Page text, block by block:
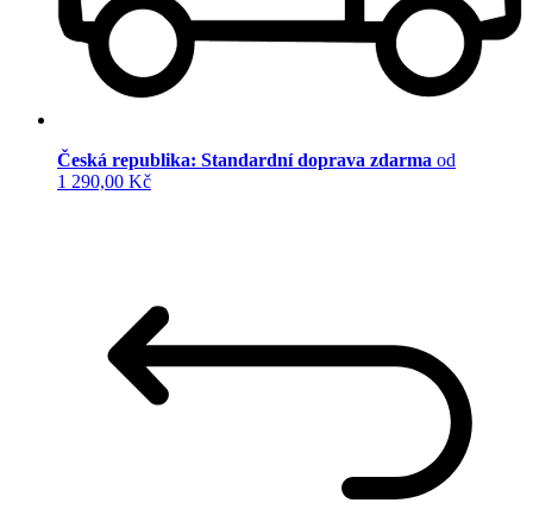
Česká republika: Standardní doprava zdarma od
1 290,00 Kč